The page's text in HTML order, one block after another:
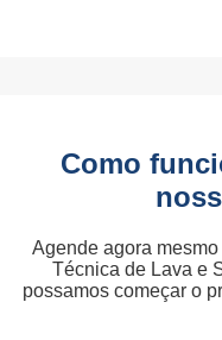
Como
Agende agora
Técnica de Lava e
possamos começar o